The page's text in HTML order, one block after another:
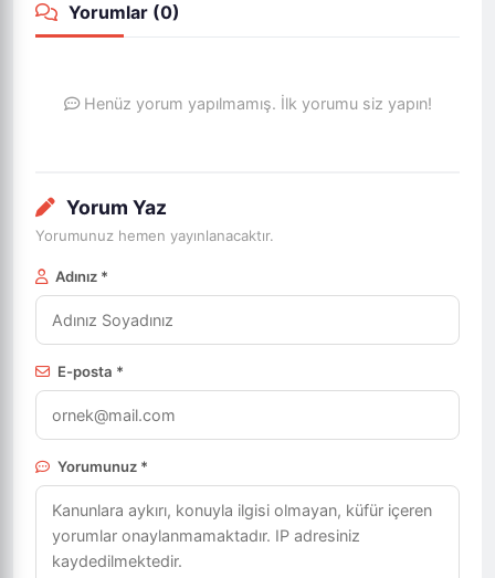
Yorumlar (0)
Henüz yorum yapılmamış. İlk yorumu siz yapın!
Yorum Yaz
Yorumunuz hemen yayınlanacaktır.
Adınız *
E-posta *
Yorumunuz *